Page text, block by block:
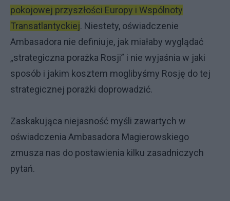
pokojowej przyszłości Europy i Wspólnoty
Transatlantyckiej. Niestety, oświadczenie
Ambasadora nie definiuje, jak miałaby wyglądać
„strategiczna porażka Rosji” i nie wyjaśnia w jaki
sposób i jakim kosztem moglibyśmy Rosję do tej
strategicznej porażki doprowadzić.
Zaskakująca niejasność myśli zawartych w
oświadczenia Ambasadora Magierowskiego
zmusza nas do postawienia kilku zasadniczych
pytań.